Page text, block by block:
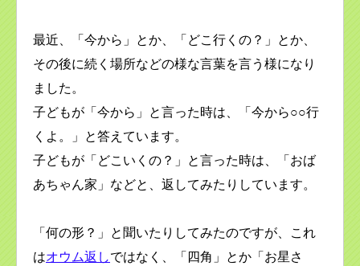
最近、「今から」とか、「どこ行くの？」とか、
その後に続く場所などの様な言葉を言う様になり
ました。
子どもが「今から」と言った時は、「今から○○行
くよ。」と答えています。
子どもが「どこいくの？」と言った時は、「おば
あちゃん家」などと、返してみたりしています。
「何の形？」と聞いたりしてみたのですが、これ
はオウム返しではなく、「四角」とか「お星さ